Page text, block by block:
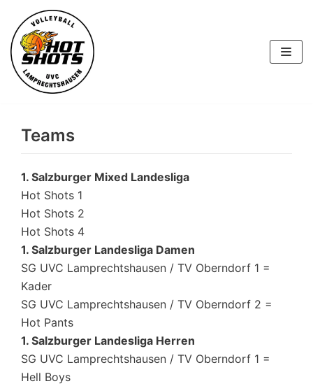
Skip
to
content
Teams
1. Salzburger Mixed Landesliga
Hot Shots 1
Hot Shots 2
Hot Shots 4
1. Salzburger Landesliga Damen
SG UVC Lamprechtshausen / TV Oberndorf 1 =
Kader
SG UVC Lamprechtshausen / TV Oberndorf 2 =
Hot Pants
1. Salzburger Landesliga Herren
SG UVC Lamprechtshausen / TV Oberndorf 1 =
Hell Boys